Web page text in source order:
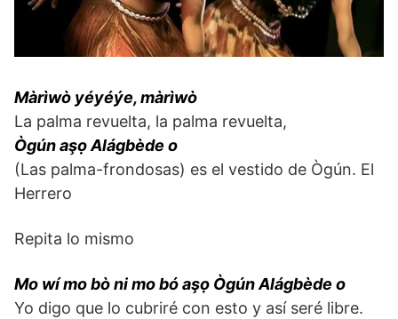
Màrìwò yéyéýe, màrìwò
La palma revuelta, la palma revuelta,
Ògún aşọ Alágbède o
(Las palma-frondosas) es el vestido de Ògún. El
Herrero
Repita lo mismo
Mo wí mo bò ni mo bó aşọ Ògún Alágbède o
Yo digo que lo cubriré con esto y así seré libre.